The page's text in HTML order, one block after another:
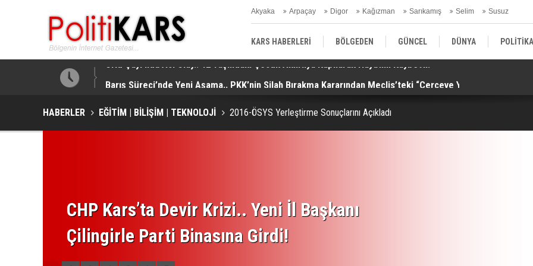
Akyaka Arpaçay Digor Kağızman Sarıkamış Selim Susuz
KARS HABERLERİ BÖLGEDEN GÜNCEL DÜNYA POLİTİKA
Barış Süreci’nde Yeni Aşama.. PKK’nin Silah Bırakma Kararından Meclis’teki “Çerçeve Yasa”na!
HABERLER EĞİTİM | BİLİŞİM | TEKNOLOJİ 2016-ÖSYS Yerleştirme Sonuçlarını Açıkladı
CHP Kars’ta Devir Krizi.. Yeni İl Başkanı
Çilingirle Parti Binasına Girdi!